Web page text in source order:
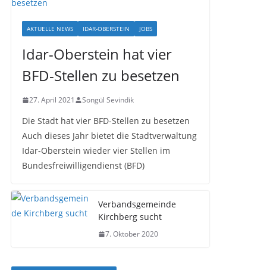
AKTUELLE NEWS IDAR-OBERSTEIN JOBS
Idar-Oberstein hat vier
BFD-Stellen zu besetzen
27. April 2021 Songül Sevindik
Die Stadt hat vier BFD-Stellen zu besetzen
Auch dieses Jahr bietet die Stadtverwaltung
Idar-Oberstein wieder vier Stellen im
Bundesfreiwilligendienst (BFD)
Verbandsgemeinde
Kirchberg sucht
7. Oktober 2020